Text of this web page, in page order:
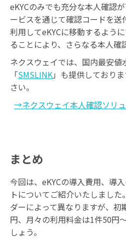
eKYCのみでも充分な本人確認
ービスを通じて確認コードを送
利用してeKYCに移動するよう
ることにより、さらなる本人確
ネクスウェイでは、国内最安値
「SMSLINK」も提供しており
さい。
→ネクスウェイ本人確認ソリ
まとめ
今回は、eKYCの導入費用、導
トについてご紹介いたしました
ダーによって異なりますが、初
円、月々の利用料金は1件50円
しょう。